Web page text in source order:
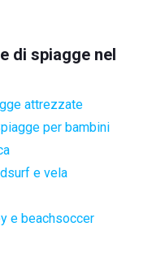
di spiagge nel
attrezzate
per bambini
e vela
e beachsoccer